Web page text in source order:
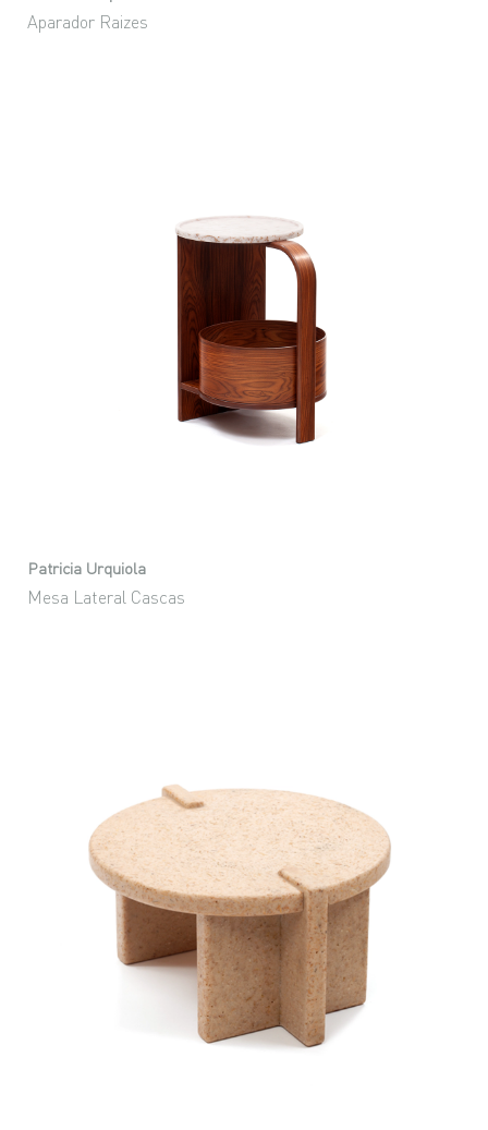
Aparador Raizes
Patricia Urquiola
Mesa Lateral Cascas